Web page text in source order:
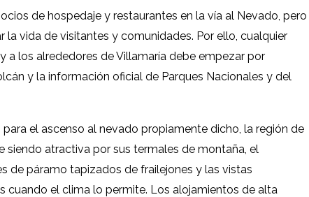
de hospedaje y restaurantes en la vía al Nevado, pero
la vida de visitantes y comunidades. Por ello, cualquier
a los alrededores de Villamaría debe empezar por
y la información oficial de Parques Nacionales y del
el ascenso al nevado propiamente dicho, la región de
siendo atractiva por sus termales de montaña, el
de páramo tapizados de frailejones y las vistas
cuando el clima lo permite. Los alojamientos de alta